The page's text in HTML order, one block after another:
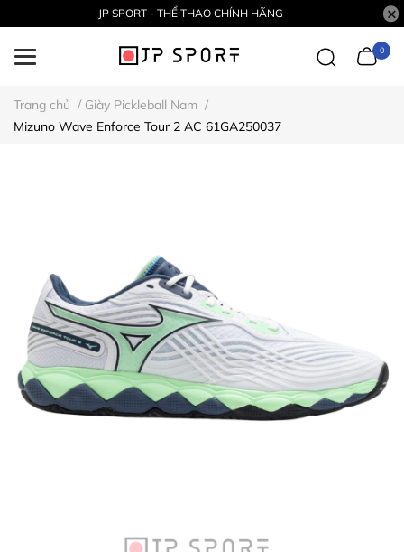
JP SPORT - THỂ THAO CHÍNH HÃNG
0
Trang chủ / Giày Pickleball Nam /
Mizuno Wave Enforce Tour 2 AC 61GA250037